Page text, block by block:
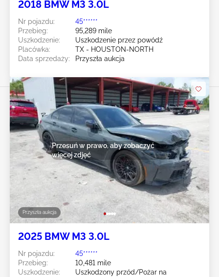
2018 BMW M3 3.0L
Nr pojazdu:
45******
Przebieg:
95,289 mile
Uszkodzenie:
Uszkodzenie przez powódź
Placówka:
TX - HOUSTON-NORTH
Data sprzedaży:
Przyszła aukcja
Przyszła aukcja
Przesuń w prawo, aby zobaczyć
więcej zdjęć
2025 BMW M3 3.0L
Nr pojazdu:
45******
Przebieg:
10,481 mile
Uszkodzenie:
Uszkodzony przód/Pożar na